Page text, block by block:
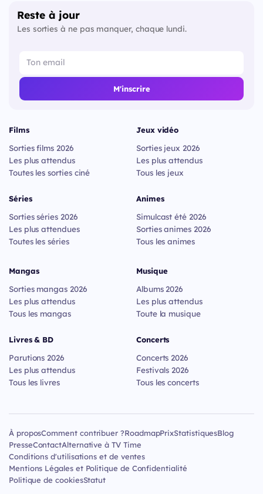
Reste à jour
Les sorties à ne pas manquer, chaque lundi.
M'inscrire
Films
Sorties films 2026
Les plus attendus
Toutes les sorties ciné
Séries
Sorties séries 2026
Les plus attendues
Toutes les séries
Jeux vidéo
Sorties jeux 2026
Les plus attendus
Tous les jeux
Animes
Simulcast été 2026
Sorties animes 2026
Tous les animes
Mangas
Sorties mangas 2026
Les plus attendus
Tous les mangas
Livres & BD
Parutions 2026
Les plus attendus
Tous les livres
Musique
Albums 2026
Les plus attendus
Toute la musique
Concerts
Concerts 2026
Festivals 2026
Tous les concerts
À proposComment contribuer ?RoadmapPrixStatistiquesBlog
PresseContactAlternative à TV Time
Conditions d'utilisations et de ventes
Mentions Légales et Politique de Confidentialité
Politique de cookiesStatut